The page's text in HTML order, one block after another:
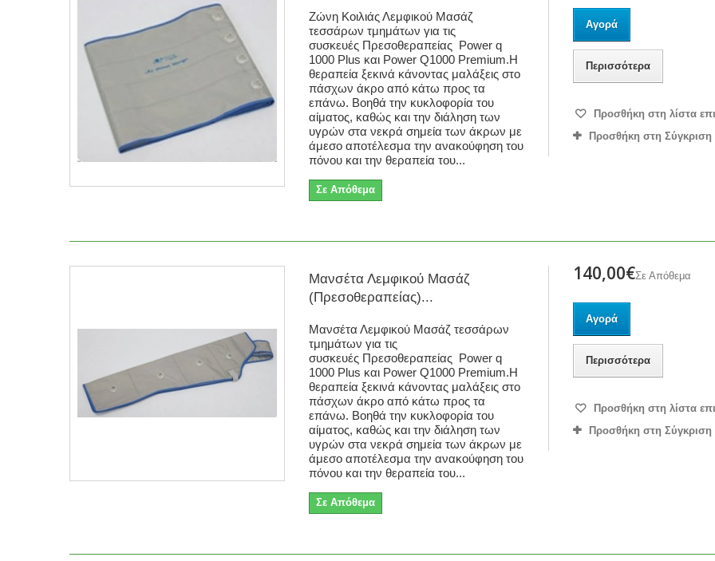
Ζώνη Κοιλιάς Λεμφικού Μασάζ
τεσσάρων τμημάτων για τις
συσκευές Πρεσοθεραπείας Power q
1000 Plus και Power Q1000 Premium.Η
θεραπεία ξεκινά κάνοντας μαλάξεις στο
πάσχων άκρο από κάτω προς τα
επάνω. Βοηθά την κυκλοφορία του
αίματος, καθώς και την διάληση των
υγρών στα νεκρά σημεία των άκρων με
άμεσο αποτέλεσμα την ανακούφηση του
πόνου και την θεραπεία του...
Σε Απόθεμα
Αγορά
Περισσότερα
Προσθήκη στη λίστα
Προσθήκη στη Σύγκριση
Μανσέτα Λεμφικού Μασάζ
(Πρεσοθεραπείας)...
Μανσέτα Λεμφικού Μασάζ τεσσάρων
τμημάτων για τις
συσκευές Πρεσοθεραπείας Power q
1000 Plus και Power Q1000 Premium.Η
θεραπεία ξεκινά κάνοντας μαλάξεις στο
πάσχων άκρο από κάτω προς τα
επάνω. Βοηθά την κυκλοφορία του
αίματος, καθώς και την διάληση των
υγρών στα νεκρά σημεία των άκρων με
άμεσο αποτέλεσμα την ανακούφηση του
πόνου και την θεραπεία του...
Σε Απόθεμα
140,00€Σε Απόθεμα
Αγορά
Περισσότερα
Προσθήκη στη λίστα
Προσθήκη στη Σύγκριση